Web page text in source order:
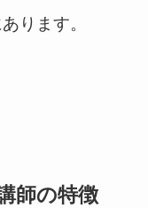
ります。
師の特徴